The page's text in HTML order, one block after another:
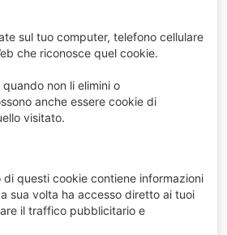
sul tuo computer, telefono cellulare
che riconosce quel cookie.
non li elimini o
anche essere cookie di
visitato.
questi cookie contiene informazioni
sua volta ha accesso diretto ai tuoi
il traffico pubblicitario e